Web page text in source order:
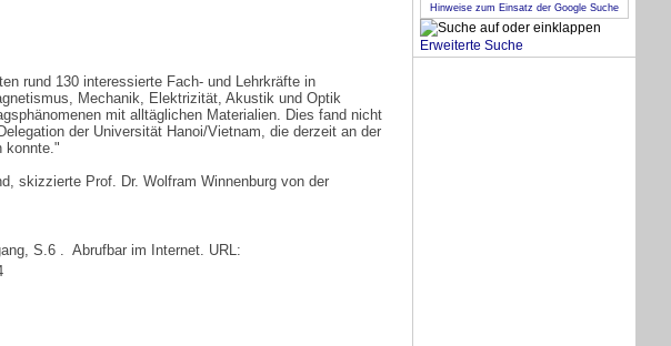
Hinweise zum Einsatz der Google Suche
Erweiterte Suche
rund 130 interessierte Fach- und Lehrkräfte in
Mechanik, Elektrizität, Akustik und Optik
mit alltäglichen Materialien. Dies fand nicht
der Universität Hanoi/Vietnam, die derzeit an der
konnte."
skizzierte Prof. Dr. Wolfram Winnenburg von der
S.6 . Abrufbar im Internet. URL: